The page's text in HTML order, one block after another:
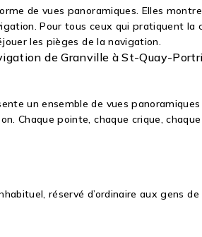
de vues panoramiques. Elles
Pour tous ceux qui pratiquent la
les pièges de la navigation.
de Granville à St-Quay-
un ensemble de vues
Chaque pointe, chaque crique,
réservé d’ordinaire aux gens